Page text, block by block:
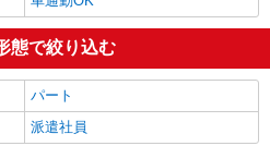
態で絞り込む
パート
派遣社員